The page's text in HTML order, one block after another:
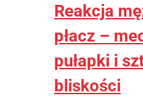
Reakcja
płacz –
pułapki i
bliskości